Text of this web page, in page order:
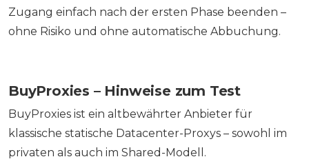
Zugang einfach nach der ersten Phase beenden –
ohne Risiko und ohne automatische Abbuchung.
BuyProxies – Hinweise zum Test
BuyProxies ist ein altbewährter Anbieter für
klassische statische Datacenter-Proxys – sowohl im
privaten als auch im Shared-Modell.